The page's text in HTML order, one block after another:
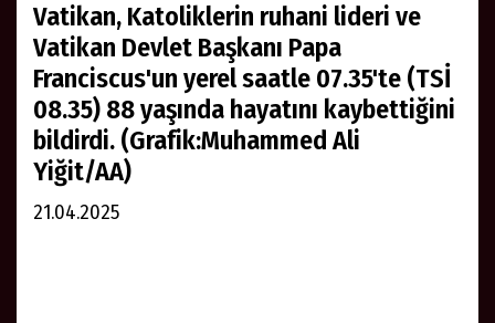
Vatikan, Katoliklerin ruhani lideri ve
Vatikan Devlet Başkanı Papa
Franciscus'un yerel saatle 07.35'te (TSİ
08.35) 88 yaşında hayatını kaybettiğini
bildirdi. (Grafik:Muhammed Ali
Yiğit/AA)
21.04.2025